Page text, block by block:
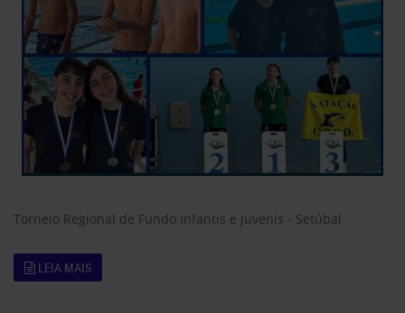
Torneio Regional de Fundo Infantis e Juvenis - Setúbal
LEIA MAIS